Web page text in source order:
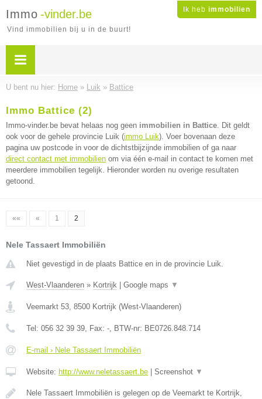
Ik heb immobilien
Immo -vinder.be
Vind immobilien bij u in de buurt!
U bent nu hier: Home » Luik » Battice
Immo Battice (2)
Immo-vinder.be bevat helaas nog geen immobilien in Battice. Dit geldt
ook voor de gehele provincie Luik (immo Luik). Voer bovenaan deze
pagina uw postcode in voor de dichtstbijzijnde immobilien of ga naar
direct contact met immobilien om via één e-mail in contact te komen met
meerdere immobilien tegelijk. Hieronder worden nu overige resultaten
getoond.
«« « 1 2
Nele Tassaert Immobiliën
Niet gevestigd in de plaats Battice en in de provincie Luik.
West-Vlaanderen » Kortrijk Google maps ▼
Veemarkt 53, 8500 Kortrijk (West-Vlaanderen)
Tel: 056 32 39 39, Fax: -, BTW-nr: BE0726.848.714
E-mail › Nele Tassaert Immobiliën
Website: http://www.neletassaert.be Screenshot ▼
Nele Tassaert Immobiliën is gelegen op de Veemarkt te Kortrijk,